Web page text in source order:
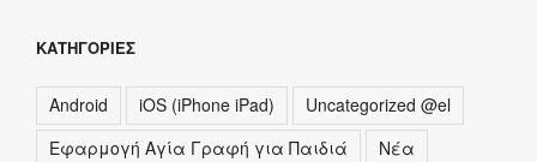
ΚΑΤΗΓΟΡΊΕΣ
Android iOS (iPhone iPad)
Uncategorized @el
Εφαρμογή Αγία Γραφή για Παιδιά
Νέα